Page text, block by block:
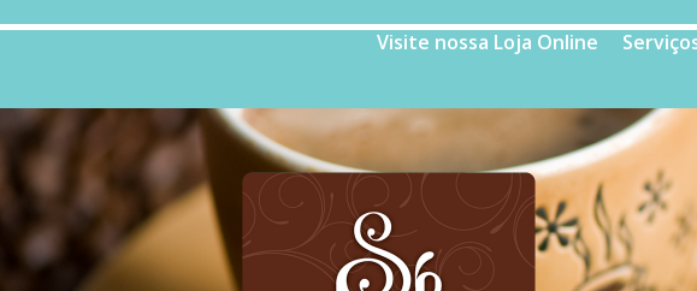
Visite nossa Loja Online